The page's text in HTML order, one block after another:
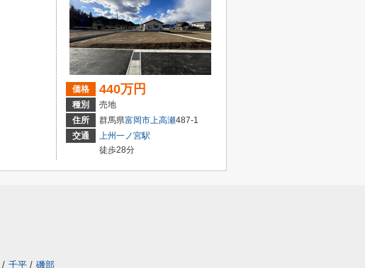
価格 440万円
種別
売地
住所
群馬県富岡市上高瀬487-1
交通
上州一ノ宮駅
徒歩28分
/ 千平 / 磯部